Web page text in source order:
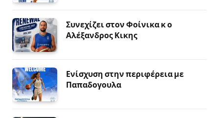
Συνεχίζει στον Φοίνικα κ ο
Αλέξανδρος Κικης
Ενίσχυση στην περιφέρεια με
Παπαδογουλα